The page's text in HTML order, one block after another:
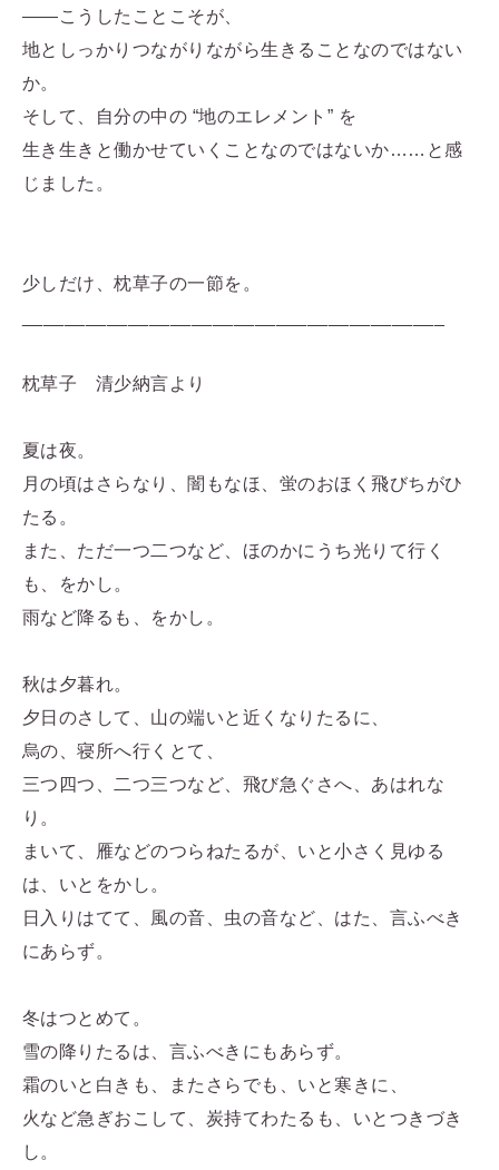
――こうしたことこそが、
地としっかりつながりながら生きることなのではない
か。
そして、自分の中の “地のエレメント” を
生き生きと働かせていくことなのではないか……と感
じました。
少しだけ、枕草子の一節を。
枕草子 清少納言より
夏は夜。
月の頃はさらなり、闇もなほ、蛍のおほく飛びちがひ
たる。
また、ただ一つ二つなど、ほのかにうち光りて行く
も、をかし。
雨など降るも、をかし。
秋は夕暮れ。
夕日のさして、山の端いと近くなりたるに、
烏の、寝所へ行くとて、
三つ四つ、二つ三つなど、飛び急ぐさへ、あはれな
り。
まいて、雁などのつらねたるが、いと小さく見ゆる
は、いとをかし。
日入りはてて、風の音、虫の音など、はた、言ふべき
にあらず。
冬はつとめて。
雪の降りたるは、言ふべきにもあらず。
霜のいと白きも、またさらでも、いと寒きに、
火など急ぎおこして、炭持てわたるも、いとつきづき
し。